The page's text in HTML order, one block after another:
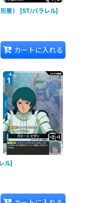
態） [ST/パラレル]
カートに入れる
ル]